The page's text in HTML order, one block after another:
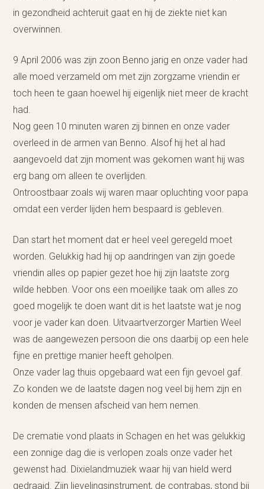
in gezondheid achteruit gaat en hij de ziekte niet kan
overwinnen.
9 April 2006 was zijn zoon Benno jarig en onze vader had
alle moed verzameld om met zijn zorgzame vriendin er
toch heen te gaan hoewel hij eigenlijk niet meer de kracht
had.
Nog geen 10 minuten waren zij binnen en onze vader
overleed in de armen van Benno. Alsof hij het al had
aangevoeld dat zijn moment was gekomen want hij was
erg bang om alleen te overlijden.
Ontroostbaar zoals wij waren maar opluchting voor papa
omdat een verder lijden hem bespaard is gebleven.
Dan start het moment dat er heel veel geregeld moet
worden. Gelukkig had hij op aandringen van zijn goede
vriendin alles op papier gezet hoe hij zijn laatste zorg
wilde hebben. Voor ons een moeilijke taak om alles zo
goed mogelijk te doen want dit is het laatste wat je nog
voor je vader kan doen. Uitvaartverzorger Martien Weel
was de aangewezen persoon die ons daarbij op een hele
fijne en prettige manier heeft geholpen.
Onze vader lag thuis opgebaard wat een fijn gevoel gaf.
Zo konden we de laatste dagen nog veel bij hem zijn en
konden de mensen afscheid van hem nemen.
De crematie vond plaats in Schagen en het was gelukkig
een zonnige dag die is verlopen zoals onze vader het
gewenst had. Dixielandmuziek waar hij van hield werd
gedraaid. Zijn lievelingsinstrument, de contrabas, stond bij